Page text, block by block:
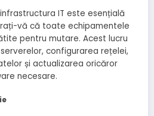
IT este esențială
vă că toate echipamentele
pentru mutare. Acest lucru
configurarea rețelei,
și actualizarea oricăror
necesare.